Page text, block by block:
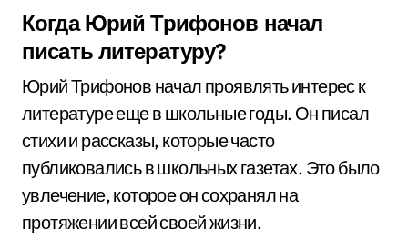
Когда Юрий Трифонов начал
писать литературу?
Юрий Трифонов начал проявлять интерес к
литературе еще в школьные годы. Он писал
стихи и рассказы, которые часто
публиковались в школьных газетах. Это было
увлечение, которое он сохранял на
протяжении всей своей жизни.